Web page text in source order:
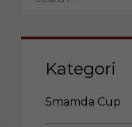
Kategori
Smamda Cup